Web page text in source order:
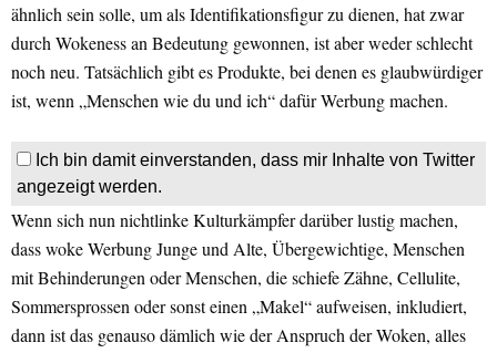
ähnlich sein solle, um als Identifikationsfigur zu dienen, hat zwar
durch Wokeness an Bedeutung gewonnen, ist aber weder schlecht
noch neu. Tatsächlich gibt es Produkte, bei denen es glaubwürdiger
ist, wenn „Menschen wie du und ich“ dafür Werbung machen.
Ich bin damit einverstanden, dass mir Inhalte von Twitter
angezeigt werden.
Wenn sich nun nichtlinke Kulturkämpfer darüber lustig machen,
dass woke Werbung Junge und Alte, Übergewichtige, Menschen
mit Behinderungen oder Menschen, die schiefe Zähne, Cellulite,
Sommersprossen oder sonst einen „Makel“ aufweisen, inkludiert,
dann ist das genauso dämlich wie der Anspruch der Woken, alles